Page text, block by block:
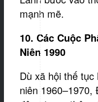
mạnh mẽ.
10. Các Cuộc
Niên 1990
Dù xã hội thế
niên 1960–1970,